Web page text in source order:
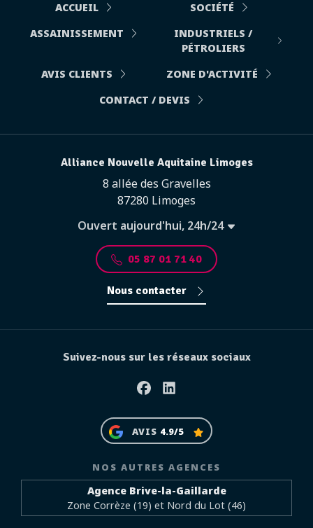
ACCUEIL
SOCIÉTÉ
ASSAINISSEMENT
INDUSTRIELS /
PÉTROLIERS
AVIS CLIENTS
ZONE D'ACTIVITÉ
CONTACT / DEVIS
Alliance Nouvelle Aquitaine Limoges
8 allée des Gravelles
87280 Limoges
Ouvert aujourd'hui, 24h/24
05 87 01 71 40
Nous contacter
Suivez-nous sur les réseaux sociaux
FacebookLinkedin
AVIS 4.9/5
NOS AUTRES AGENCES
Agence Brive-la-Gaillarde
Zone Corrèze (19) et Nord du Lot (46)